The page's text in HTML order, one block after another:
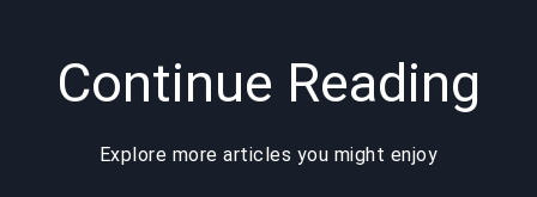
Continue Reading
Explore more articles you might enjoy